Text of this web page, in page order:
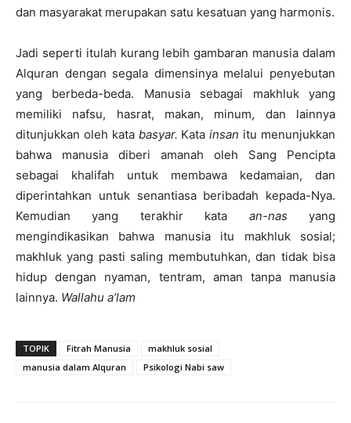
dan masyarakat merupakan satu kesatuan yang harmonis.
Jadi seperti itulah kurang lebih gambaran manusia dalam
Alquran dengan segala dimensinya melalui penyebutan
yang berbeda-beda. Manusia sebagai makhluk yang
memiliki nafsu, hasrat, makan, minum, dan lainnya
ditunjukkan oleh kata basyar. Katainsan itu menunjukkan
bahwa manusia diberi amanah oleh Sang Pencipta
sebagai khalifah untuk membawa kedamaian, dan
diperintahkan untuk senantiasa beribadah kepada-Nya.
Kemudian yang terakhir kata an-nasyang
mengindikasikan bahwa manusia itu makhluk sosial;
makhluk yang pasti saling membutuhkan, dan tidak bisa
hidup dengan nyaman, tentram, aman tanpa manusia
lainnya. Wallahu a’lam
TOPIK Fitrah Manusia
makhluk sosial
manusia dalam Alquran
Psikologi Nabi saw